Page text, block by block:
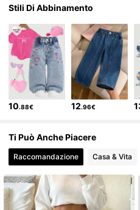
4.89 15K Follower
4.89 15K Follower
4.89 15K Follower
4.89 15K Follower
15K Follower
Stili Di Abbinamento
10.88€ 12.96€
Ti Può Anche Piacere
Raccomandazione Casa & Vita